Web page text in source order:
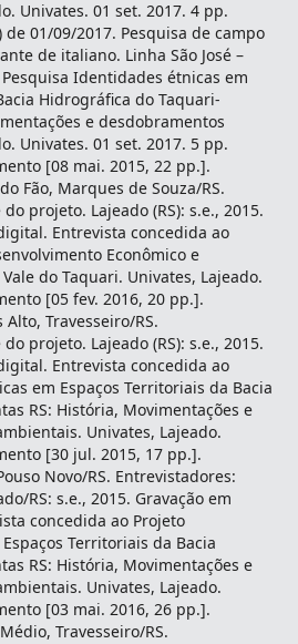
Univates. 01 set. 2017. 4 pp.
de 01/09/2017. Pesquisa de campo
de italiano. Linha São José –
Identidades étnicas em
Hidrográfica do Taquari-
e desdobramentos
Univates. 01 set. 2017. 5 pp.
[08 mai. 2015, 22 pp.].
Fão, Marques de Souza/RS.
projeto. Lajeado (RS): s.e., 2015.
Entrevista concedida ao
Econômico e
do Taquari. Univates, Lajeado.
[05 fev. 2016, 20 pp.].
Travesseiro/RS.
projeto. Lajeado (RS): s.e., 2015.
Entrevista concedida ao
em Espaços Territoriais da Bacia
RS: História, Movimentações e
Univates, Lajeado.
[30 jul. 2015, 17 pp.].
Novo/RS. Entrevistadores:
RS: s.e., 2015. Gravação em
concedida ao Projeto
Territoriais da Bacia
RS: História, Movimentações e
Univates, Lajeado.
[03 mai. 2016, 26 pp.].
Travesseiro/RS.